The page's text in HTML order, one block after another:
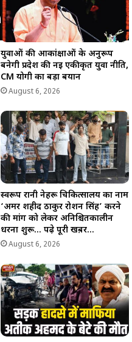
युवाओं की आकांक्षाओं के अनुरूप
बनेगी प्रदेश की नई एकीकृत युवा नीति,
CM योगी का बड़ा बयान
August 6, 2026
स्वरूप रानी नेहरू चिकित्सालय का नाम
‘अमर शहीद ठाकुर रोशन सिंह’ करने
की मांग को लेकर अनिश्चितकालीन
धरना शुरू… पढ़े पूरी खब़र…
August 6, 2026